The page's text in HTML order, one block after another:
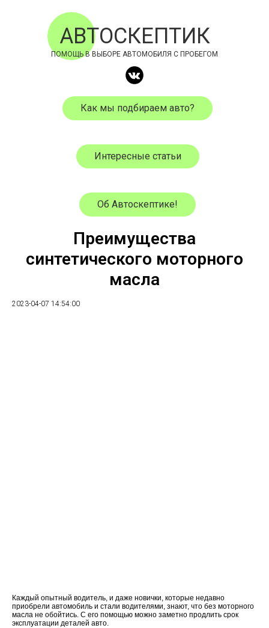
АВТОСКЕПТИК
ПОМОЩЬ В ВЫБОРЕ АВТОМОБИЛЯ С ПРОБЕГОМ
Как мы подбираем авто?
Интересные статьи
Об Автоскептике!
Преимущества
синтетического моторного
масла
2023-04-07 14:54:00
Каждый опытный водитель, и даже новички, которые недавно
приобрели автомобиль и стали водителями, знают, что без моторного
масла не обойтись. С его помощью можно заметно продлить срок
эксплуатации деталей авто.